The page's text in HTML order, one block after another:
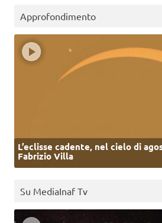
Approfondimento
L’eclisse cadente, nel cielo di
Fabrizio Villa
Su MediaInaf Tv